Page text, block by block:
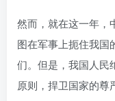
然而，就在这一年，
图在军事上扼住我国
们。但是，我国人民
原则，捍卫国家的尊